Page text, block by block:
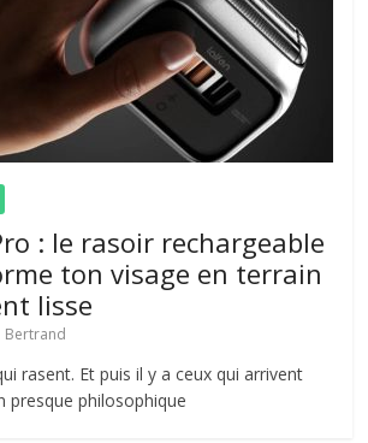
: le rasoir rechargeable
ton visage en terrain
lisse
Bertrand
rasent. Et puis il y a ceux qui arrivent
presque philosophique